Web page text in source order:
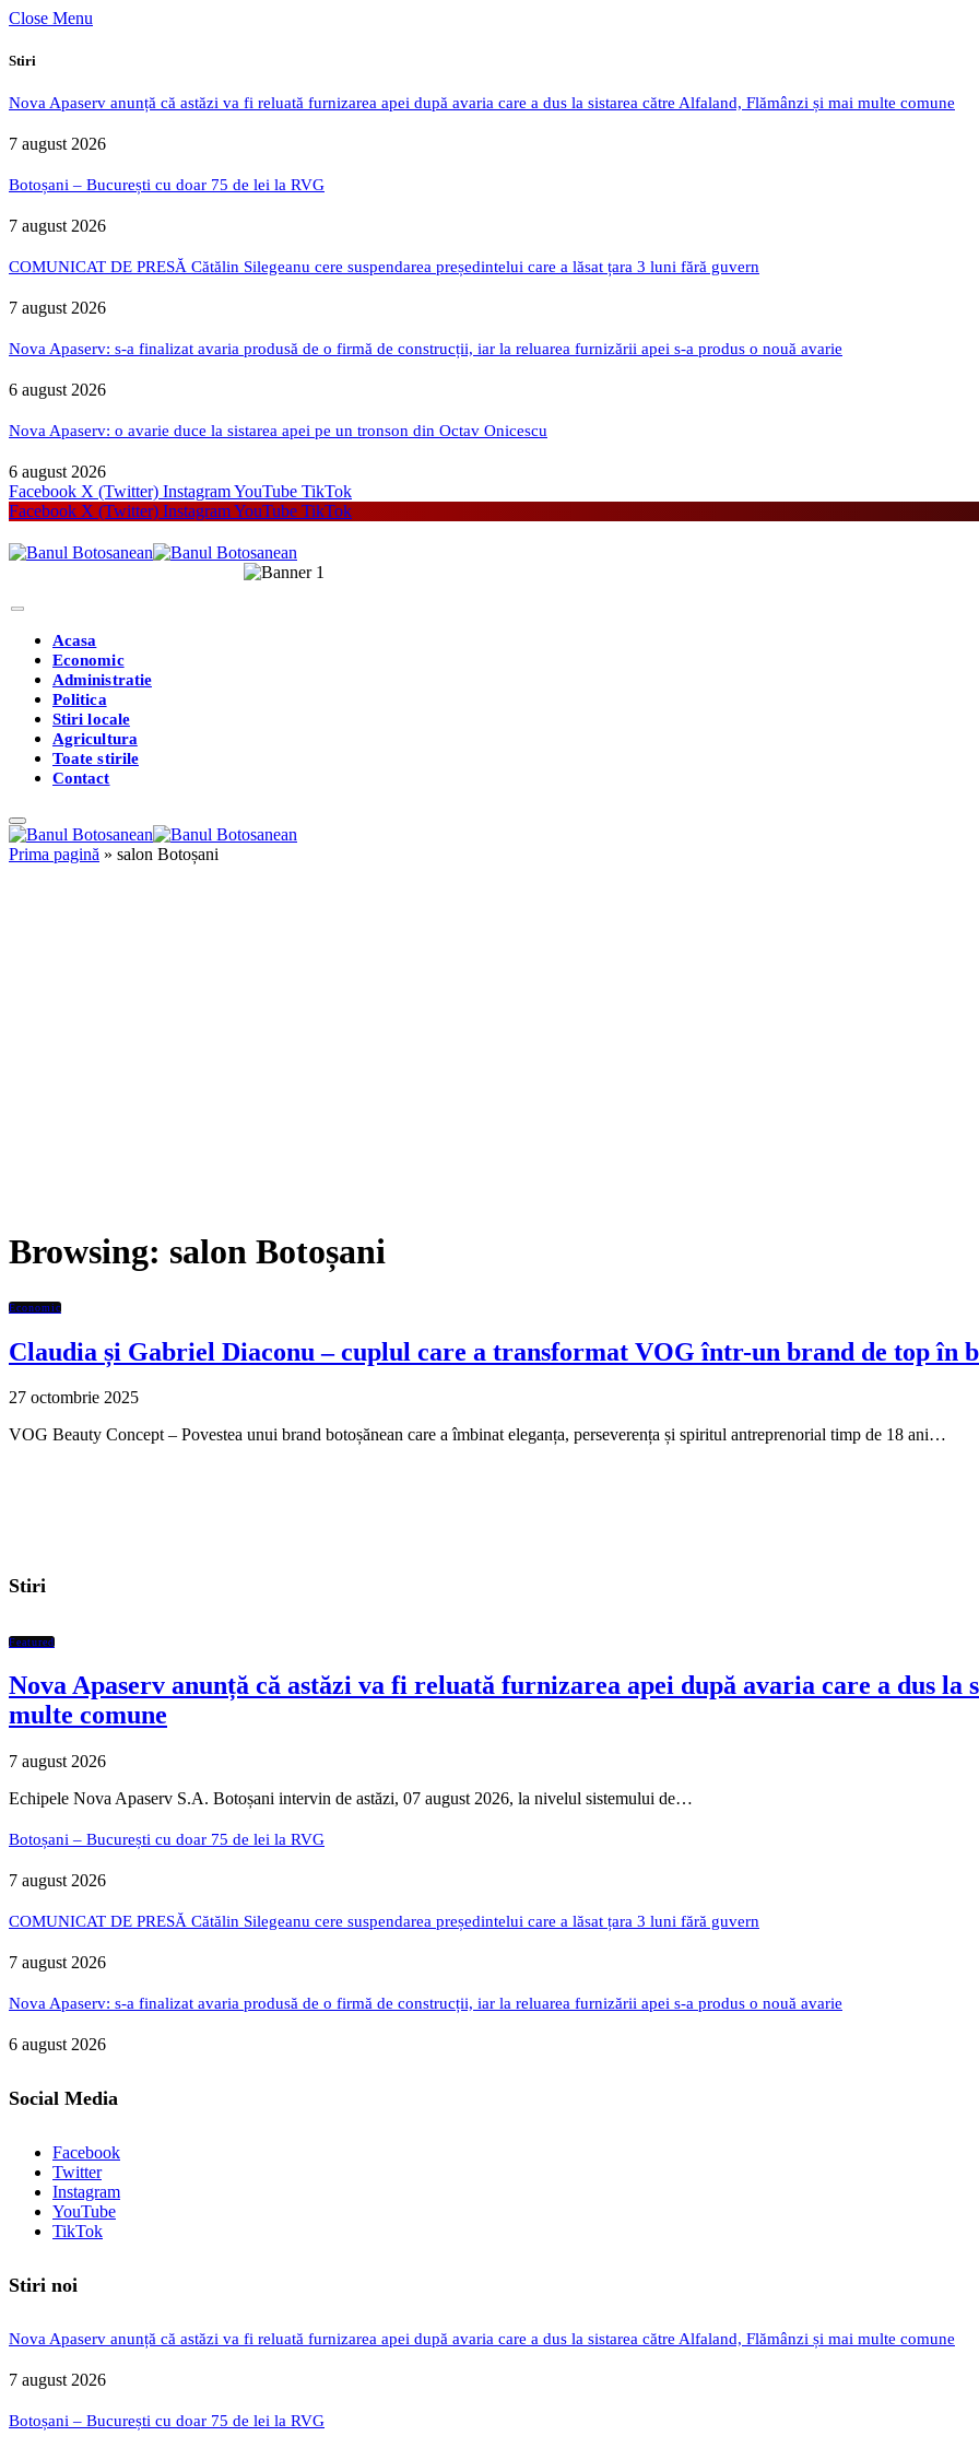
Close Menu
Stiri
Nova Apaserv anunță că astăzi va fi reluată furnizarea apei după avaria care a dus la sistarea către Alfaland, Flămânzi și mai multe comune
7 august 2026
Botoșani – București cu doar 75 de lei la RVG
7 august 2026
COMUNICAT DE PRESĂ Cătălin Silegeanu cere suspendarea președintelui care a lăsat țara 3 luni fără guvern
7 august 2026
Nova Apaserv: s-a finalizat avaria produsă de o firmă de construcții, iar la reluarea furnizării apei s-a produs o nouă avarie
6 august 2026
Nova Apaserv: o avarie duce la sistarea apei pe un tronson din Octav Onicescu
6 august 2026
Facebook X (Twitter) InstagramYouTube TikTok
Facebook X (Twitter) InstagramYouTube TikTok
Acasa
Economic
Administratie
Politica
Stiri locale
Agricultura
Toate stirile
Contact
Prima pagină » salon Botoșani
Browsing: salon Botoșani
Economic
Claudia și Gabriel Diaconu – cuplul care a transformat VOG într-un brand de top în
27 octombrie 2025
VOG Beauty Concept – Povestea unui brand botoșănean care a îmbinat eleganța, perseverența și spiritul antreprenorial timp de 18 ani…
Stiri
Featured
Nova Apaserv anunță că astăzi va fi reluată furnizarea apei după avaria care a dus
multe comune
7 august 2026
Echipele Nova Apaserv S.A. Botoșani intervin de astăzi, 07 august 2026, la nivelul sistemului de…
Botoșani – București cu doar 75 de lei la RVG
7 august 2026
COMUNICAT DE PRESĂ Cătălin Silegeanu cere suspendarea președintelui care a lăsat țara 3 luni fără guvern
7 august 2026
Nova Apaserv: s-a finalizat avaria produsă de o firmă de construcții, iar la reluarea furnizării apei s-a produs o nouă avarie
6 august 2026
Social Media
Facebook
Twitter
Instagram
YouTube
TikTok
Stiri noi
Nova Apaserv anunță că astăzi va fi reluată furnizarea apei după avaria care a dus la sistarea către Alfaland, Flămânzi și mai multe comune
7 august 2026
Botoșani – București cu doar 75 de lei la RVG